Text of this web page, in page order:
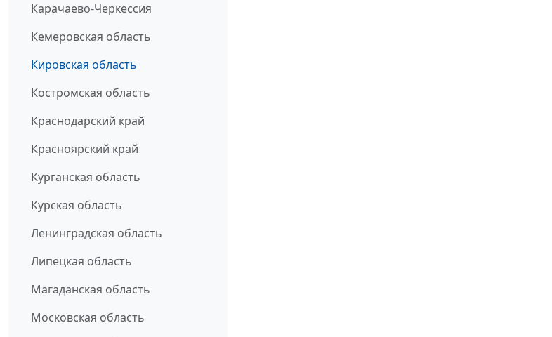
Карачаево-Черкессия
Кемеровская область
Кировская область
Костромская область
Краснодарский край
Красноярский край
Курганская область
Курская область
Ленинградская область
Липецкая область
Магаданская область
Московская область